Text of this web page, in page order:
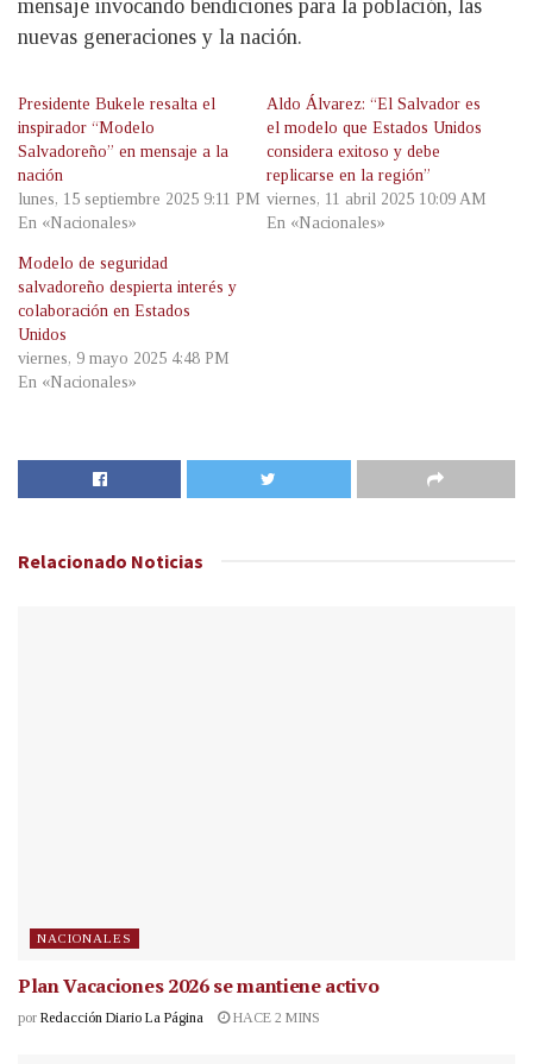
mensaje invocando bendiciones para la población, las
nuevas generaciones y la nación.
Presidente Bukele resalta el
inspirador “Modelo
Salvadoreño” en mensaje a la
nación
lunes, 15 septiembre 2025 9:11 PM
En «Nacionales»
Aldo Álvarez: “El Salvador es
el modelo que Estados Unidos
considera exitoso y debe
replicarse en la región”
viernes, 11 abril 2025 10:09 AM
En «Nacionales»
Modelo de seguridad
salvadoreño despierta interés y
colaboración en Estados
Unidos
viernes, 9 mayo 2025 4:48 PM
En «Nacionales»
Relacionado Noticias
NACIONALES
Plan Vacaciones 2026 se mantiene activo
por Redacción Diario La Página HACE 2 MINS